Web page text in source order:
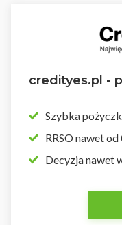
credityes.pl -
Szybka
RRSO nawet
Decyzja nawet